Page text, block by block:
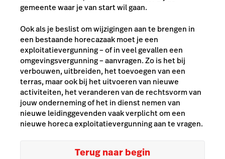
gemeente waar je van start wil gaan.
Ook als je beslist om wijzigingen aan te brengen in
een bestaande horecazaak moet je een
exploitatievergunning – of in veel gevallen een
omgevingsvergunning – aanvragen. Zo is het bij
verbouwen, uitbreiden, het toevoegen van een
terras, maar ook bij het uitvoeren van nieuwe
activiteiten, het veranderen van de rechtsvorm van
jouw onderneming of het in dienst nemen van
nieuwe leidinggevenden vaak verplicht om een
nieuwe horeca exploitatievergunning aan te vragen.
Terug naar begin